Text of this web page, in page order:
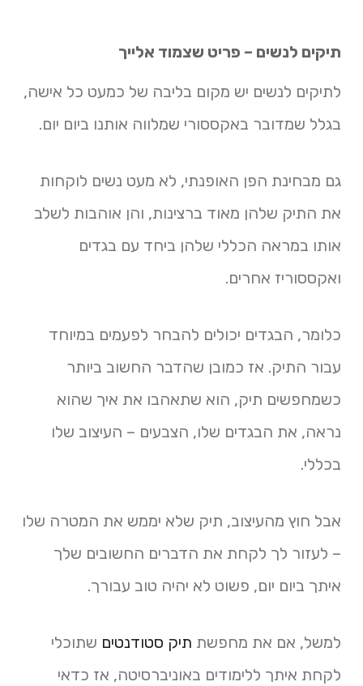
תיקים לנשים – פריט שצמוד אלייך
לתיקים לנשים יש מקום בליבה של כמעט כל אישה,
בגלל שמדובר באקססורי שמלווה אותנו ביום יום.
גם מבחינת הפן האופנתי, לא מעט נשים לוקחות
את התיק שלהן מאוד ברצינות, והן אוהבות לשלב
אותו במראה הכללי שלהן ביחד עם בגדים
ואקססוריז אחרים.
כלומר, הבגדים יכולים להבחר לפעמים במיוחד
עבור התיק. אז כמובן שהדבר החשוב ביותר
כשמחפשים תיק, הוא שתאהבו את איך שהוא
נראה, את הבגדים שלו, הצבעים – העיצוב שלו
בכללי.
אבל חוץ מהעיצוב, תיק שלא יממש את המטרה שלו
– לעזור לך לקחת את הדברים החשובים שלך
איתך ביום יום, פשוט לא יהיה טוב עבורך.
למשל, אם את מחפשת תיק סטודנטים שתוכלי
לקחת איתך ללימודים באוניברסיטה, אז כדאי